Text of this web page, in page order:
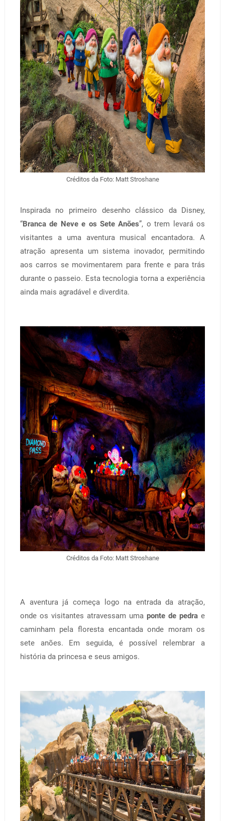
Créditos da Foto: Matt Stroshane
Inspirada no primeiro desenho clássico da Disney,
“Branca de Neve e os Sete Anões”, o trem levará os
visitantes a uma aventura musical encantadora. A
atração apresenta um sistema inovador, permitindo
aos carros se movimentarem para frente e para trás
durante o passeio. Esta tecnologia torna a experiência
ainda mais agradável e diverdita.
Créditos da Foto: Matt Stroshane
A aventura já começa logo na entrada da atração,
onde os visitantes atravessam umaponte de pedra e
caminham pela floresta encantada onde moram os
sete anões. Em seguida, é possível relembrar a
história da princesa e seus amigos.